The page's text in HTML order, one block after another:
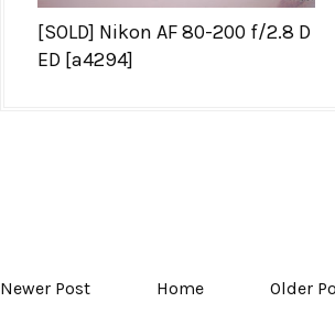
[SOLD] Nikon AF 80-200 f/2.8 D
ED [a4294]
Newer Post Home Older